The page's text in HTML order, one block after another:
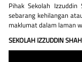
Pihak Sekolah
sebarang kehilangan
maklumat dalam laman
SEKOLAH IZZUDDIN SHAH